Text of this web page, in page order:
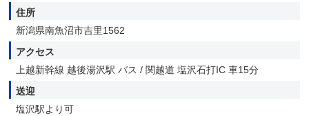
住所
新潟県南魚沼市吉里1562
アクセス
上越新幹線 越後湯沢駅 バス / 関越道 塩沢石打IC 車15分
送迎
塩沢駅より可